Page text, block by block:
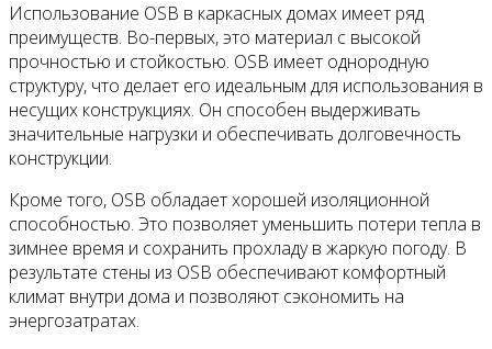
Использование OSB в каркасных домах имеет ряд
преимуществ. Во-первых, это материал с высокой
прочностью и стойкостью. OSB имеет однородную
структуру, что делает его идеальным для использования в
несущих конструкциях. Он способен выдерживать
значительные нагрузки и обеспечивать долговечность
конструкции.
Кроме того, OSB обладает хорошей изоляционной
способностью. Это позволяет уменьшить потери тепла в
зимнее время и сохранить прохладу в жаркую погоду. В
результате стены из OSB обеспечивают комфортный
климат внутри дома и позволяют сэкономить на
энергозатратах.